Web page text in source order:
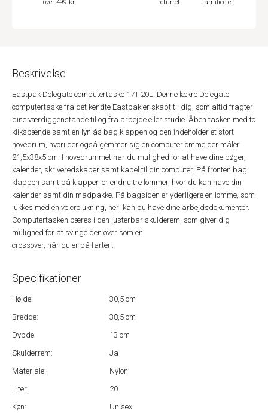
over 499 kr.
returret
familieejet
Beskrivelse
Eastpak Delegate computertaske 17T 20L. Denne lækre Delegate
computertaske fra det kendte Eastpak er skabt til dig, som altid fragter
dine værdiggenstande til og fra arbejde eller studie. Åben tasken med to
klikspænde samt en lynlås bag klappen og den indeholder et stort
hovedrum, hvori der også gemmer sig en computerlomme der måler
21,5x38x5 cm. I hovedrummet har du mulighed for at have dine bøger,
kalender, skriveredskaber samt kabel til din computer. På fronten bag
klappen samt på klappen er endnu tre lommer, hvor du kan have din
kalender samt din madpakke. På bagsiden er yderligere en lomme, som
lukkes med en velcrolukning, heri kan du have dine arbejdsdokumenter.
Computertasken bæres i den justerbar skulderem, som giver dig
mulighed for at svinge den over som en
crossover, når du er på farten.
Specifikationer
Højde:
30,5 cm
Bredde:
38,5 cm
Dybde:
13 cm
Skulderrem:
Ja
Materiale:
Nylon
Liter:
20
Køn:
Unisex